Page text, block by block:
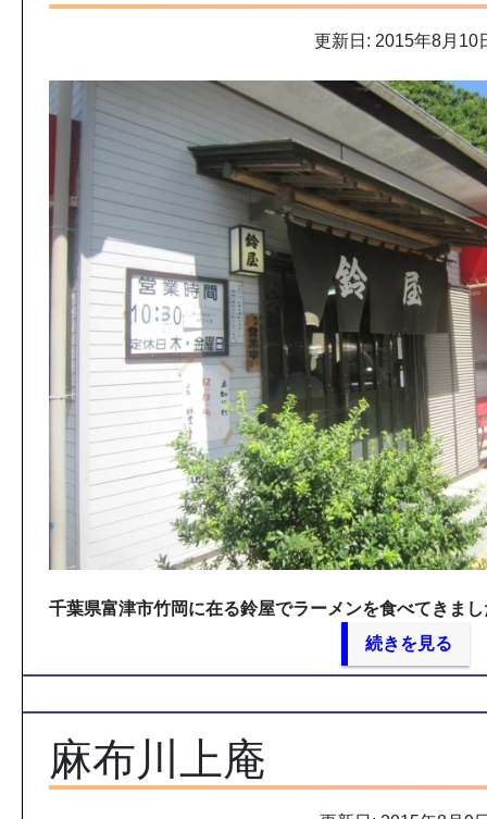
更新日: 2015年8月10
千葉県富津市竹岡に在る鈴屋でラーメンを食べてきまし
続きを見る
麻布川上庵